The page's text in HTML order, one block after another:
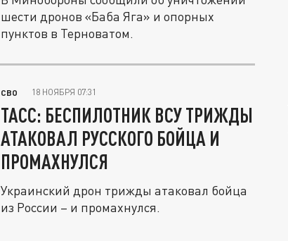
шести дронов «Баба Яга» и опорных
пунктов в Терноватом.
СВО 18 НОЯБРЯ 07:31
ТАСС: БЕСПИЛОТНИК ВСУ ТРИЖДЫ
АТАКОВАЛ РУССКОГО БОЙЦА И
ПРОМАХНУЛСЯ
Украинский дрон трижды атаковал бойца
из России – и промахнулся.